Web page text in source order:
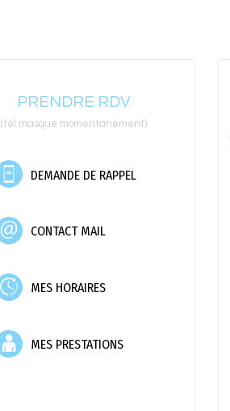
PRENDRE RDV
(tél masqué momentanément)
DEMANDE DE RAPPEL
CONTACT MAIL
MES HORAIRES
MES PRESTATIONS